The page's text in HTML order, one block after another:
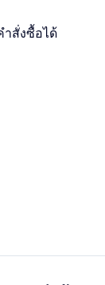
สั่งซื้อได้